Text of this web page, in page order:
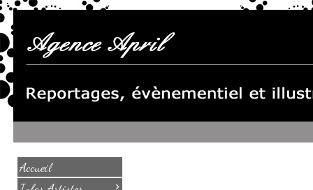
Accueil
›